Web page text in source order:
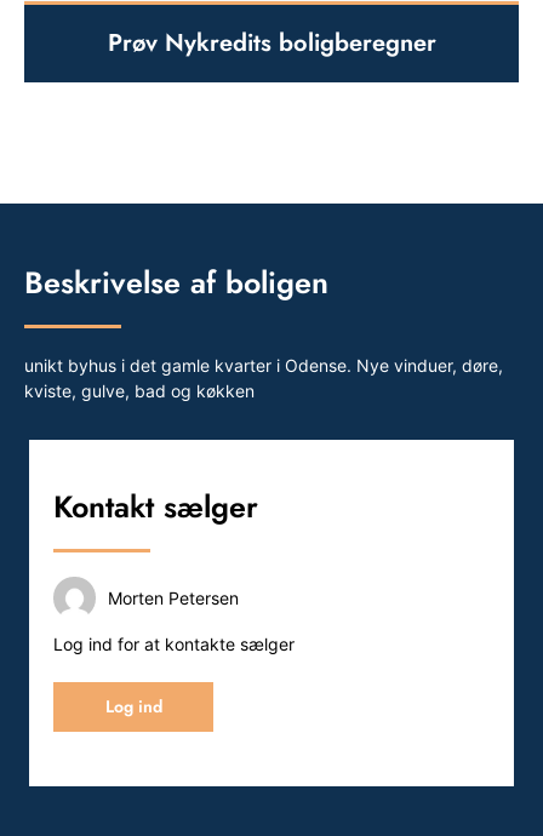
Prøv Nykredits boligberegner
Beskrivelse af boligen
unikt byhus i det gamle kvarter i Odense. Nye vinduer, døre,
kviste, gulve, bad og køkken
Kontakt sælger
Morten Petersen
Log ind for at kontakte sælger
Log ind